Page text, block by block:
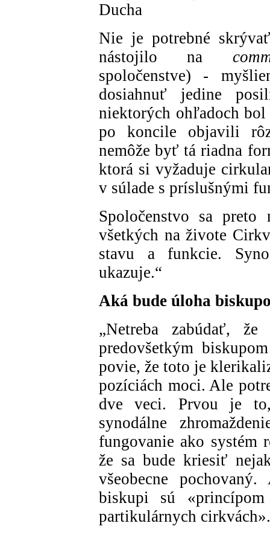
Ducha
Nie je potrebné
nástojilo na
spoločenstve) -
dosiahnuť jedine
niektorých ohľadoch
po koncile objavili
nemôže byť tá riadna
ktorá si vyžaduje
v súlade s príslušnými
Spoločenstvo sa preto
všetkých na živote
stavu a funkcie.
ukazuje.“
Aká bude úloha
„Netreba zabúdať,
predovšetkým
povie, že toto je
pozíciách moci. Ale
dve veci. Prvou je
synodálne
fungovanie ako systém
že sa bude kriesiť
všeobecne
biskupi sú
partikulárnych cirkvách».